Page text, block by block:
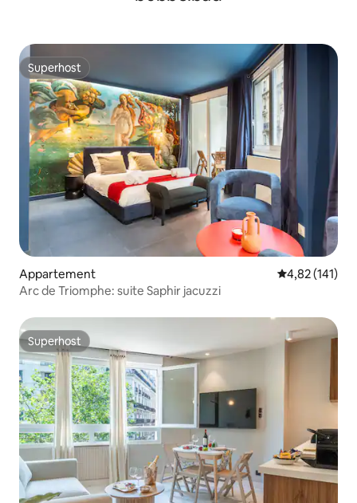
Superhost
Superhost
Appartement Gemiddelde
4,82 (141)
Arc de Triomphe: suite Saphir jacuzzi
Superhost
Superhost